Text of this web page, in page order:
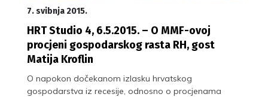
7. svibnja 2015.
HRT Studio 4, 6.5.2015. – O MMF-ovoj
procjeni gospodarskog rasta RH, gost
Matija Kroflin
O napokon dočekanom izlasku hrvatskog
gospodarstva iz recesije, odnosno o procjenama